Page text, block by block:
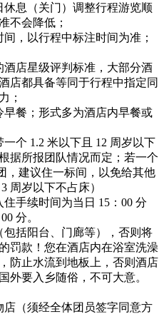
休息（关门）调整行程游览顺
不会降低；
，以行程中标注时间为准；
酒店星级评判标准，大部分酒
店都具备等同于行程中指定同
；
早餐；形式多为酒店内早餐或
一个 1.2 米以下且 12 周岁以下
据所报团队情况而定；若一个
，建议住一标间，以免给其他
周岁以下不占床）
住手续时间为当日 15：00 分
分。
包括阳台、门廊等），否则将
罚款！您在酒店内在浴室洗澡
防止水流到地板上，否则酒店
外要入乡随俗，不可大意。
店（须经全体团员签字同意方